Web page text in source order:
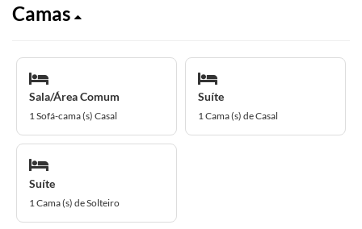
Camas
Sala/Área Comum
1 Sofá-cama (s) Casal
Suíte
1 Cama (s) de Casal
Suíte
1 Cama (s) de Solteiro